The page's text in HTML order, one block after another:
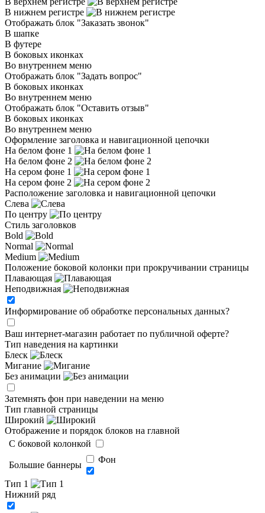
В нижнем регистре
Отображать блок "Заказать звонок"
В шапке
В футере
В боковых иконках
Во внутреннем меню
Отображать блок "Задать вопрос"
В боковых иконках
Во внутреннем меню
Отображать блок "Оставить отзыв"
В боковых иконках
Во внутреннем меню
Оформление заголовка и навигационной цепочки
На белом фоне 1
На белом фоне 2
На сером фоне 1
На сером фоне 2
Расположение заголовка и навигационной цепочки
Слева
По центру
Стиль заголовков
Bold
Normal
Medium
Положение боковой колонки при прокручивании страницы
Плавающая
Неподвижная
Информирование об обработке персональных данных?
Ваш интернет-магазин работает по публичной оферте?
Тип наведения на картинки
Блеск
Мигание
Без анимации
Затемнять фон при наведении на меню
Тип главной страницы
Широкий
Отображение и порядок блоков на главной
C боковой колонкой
Большие баннеры
Фон
Тип 1
Нижний ряд